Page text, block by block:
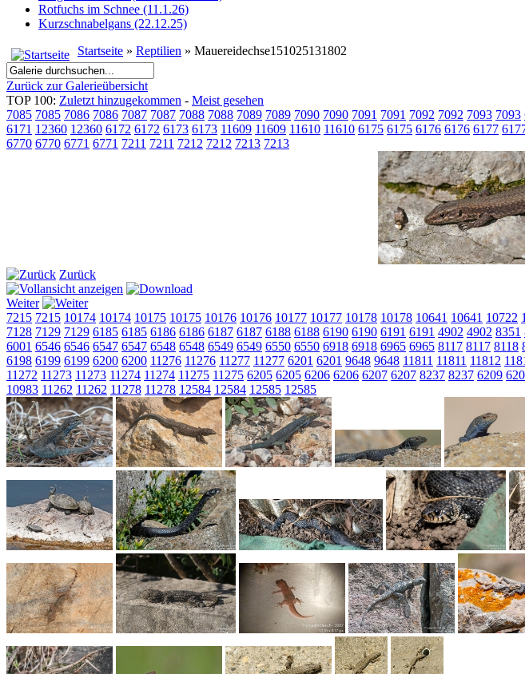
Rotfuchs im Schnee (11.1.26)
Kurzschnabelgans (22.12.25)
Startseite » Reptilien » Mauereidechse151025131802
Zurück zur Galerieübersicht
TOP 100: Zuletzt hinzugekommen - Meist gesehen
7085 7085 7086 7086 7087 7087 7088 7088 7089 7089 7090 7090 7091 7091 7092 7092 7093 7093
6171 12360 12360 6172 6172 6173 6173 11609 11609 11610 11610 6175 6175 6176 6176 6177
6770 6770 6771 6771 7211 7211 7212 7212 7213 7213
Zurück
Weiter
7215 7215 10174 10174 10175 10175 10176 10176 10177 10177 10178 10178 10641 10641 10722
7128 7129 7129 6185 6185 6186 6186 6187 6187 6188 6188 6190 6190 6191 6191 4902 4902 8351
6001 6546 6546 6547 6547 6548 6548 6549 6549 6550 6550 6918 6918 6965 6965 8117 8117 8118
6198 6199 6199 6200 6200 11276 11276 11277 11277 6201 6201 9648 9648 11811 11811 11812
11272 11273 11273 11274 11274 11275 11275 6205 6205 6206 6206 6207 6207 8237 8237 6209
10983 11262 11262 11278 11278 12584 12584 12585 12585